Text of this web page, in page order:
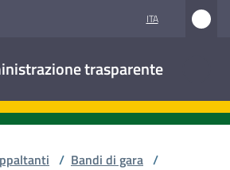
ITA
trasparente
/ Bandi di gara /